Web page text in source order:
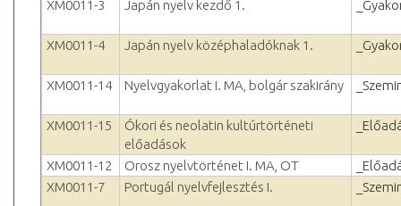
XM0011-3 Japán nyelv kezdő 1.
XM0011-4 Japán nyelv középhaladóknak 1.
XM0011-14 Nyelvgyakorlat I. MA, bolgár szakirány
XM0011-15
Ókori és neolatin kultúrtörténeti
előadások
XM0011-12 Orosz nyelvtörténet I. MA, OT
XM0011-7
Portugál nyelvfejlesztés I.